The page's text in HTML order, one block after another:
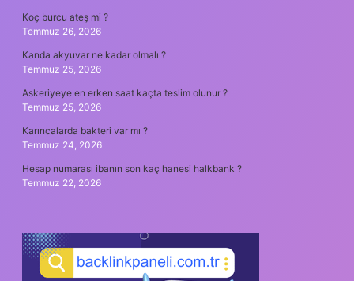
Koç burcu ateş mi ?
Temmuz 26, 2026
Kanda akyuvar ne kadar olmalı ?
Temmuz 25, 2026
Askeriyeye en erken saat kaçta teslim olunur ?
Temmuz 25, 2026
Karıncalarda bakteri var mı ?
Temmuz 24, 2026
Hesap numarası ibanın son kaç hanesi halkbank ?
Temmuz 22, 2026